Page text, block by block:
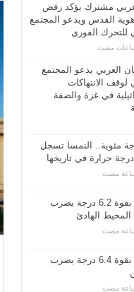
مشترك يؤكد رفض
هوية القدس ويدعو المجتمع
للتحرك الفوري
العربي يدعو المجتمع
لوقف الانتهاكات
في غزة والضفة
درجة مئوية.. النمسا تسجل
حرارة في تاريخها
زلزال بقوة 6.2 درجة يضرب
الهادئ
زلزال بقوة 6.4 درجة يضرب